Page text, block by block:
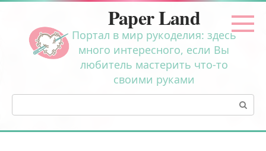
Перейти
контенту
Paper Land
Портал в мир рукоделия: здесь
много интересного, если Вы
любитель мастерить что-то
своими руками
Поиск: